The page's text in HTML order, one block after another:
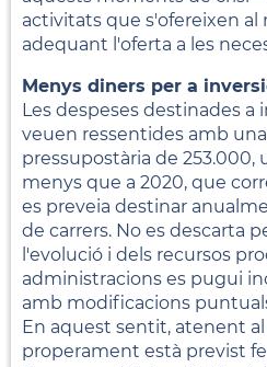
activitats que s'ofereixen al
adequant l'oferta a les
Menys diners per a
Les despeses destinades a
veuen ressentides amb
pressupostària de 253.000,
menys que a 2020, que
es preveia destinar
de carrers. No es descarta
l'evolució i dels recursos
administracions es pugui
amb modificacions
En aquest sentit, atenent
properament està previst